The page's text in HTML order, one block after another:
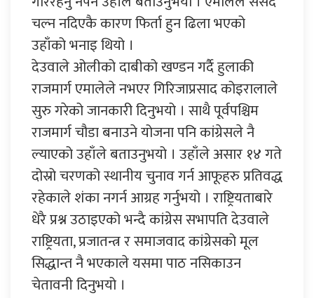
चल्न नदिएकै कारण फिर्ता हुन ढिला भएको
उहाँको भनाइ थियो ।
देउवाले ओलीको दाबीको खण्डन गर्दै हुलाकी
राजमार्ग एमालेले नभएर गिरिजाप्रसाद कोइरालाले
सुरु गरेको जानकारी दिनुभयो । साथै पूर्वपश्चिम
राजमार्ग चौडा बनाउने योजना पनि कांग्रेसले नै
ल्याएको उहाँले बताउनुभयो । उहाँले असार १४ गते
दोस्रो चरणको स्थानीय चुनाव गर्न आफूहरु प्रतिवद्ध
रहेकाले शंका नगर्न आग्रह गर्नुभयो । राष्ट्रियताबारे
धेरै प्रश्न उठाइएको भन्दै कांग्रेस सभापति देउवाले
राष्ट्रियता, प्रजातन्त्र र समाजवाद कांग्रेसको मूल
सिद्धान्त नै भएकाले यसमा पाठ नसिकाउन
चेतावनी दिनुभयो ।